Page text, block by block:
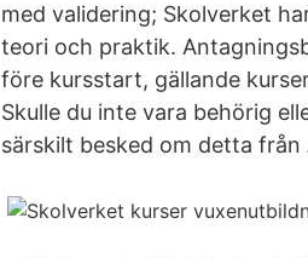
med validering; Skolverket
teori och praktik.
före kursstart, gällande
Skulle du inte vara behörig
särskilt besked om detta